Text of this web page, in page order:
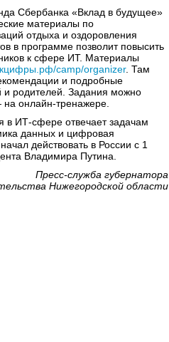
Сбербанка «Вклад в будущее»
материалы по
отдыха и оздоровления
в программе позволит повысить
к сфере ИТ. Материалы
camp/organizer. Там
и подробные
и родителей. Задания можно
онлайн-тренажере.
ИТ-сфере отвечает задачам
данных и цифровая
действовать в России с 1
Владимира Путина.
Пресс-служба губернатора
Нижегородской области